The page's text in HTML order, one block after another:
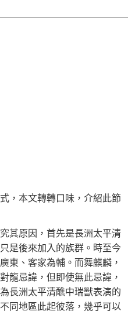
，本文轉轉口味，介紹此節
其原因，首先是長洲太平清
是後來加入的族群。時至今
東、客家為輔。而舞麒麟，
龍忌諱，但即使無此忌諱，
長洲太平清醮中瑞獸表演的
同地區此起彼落，幾乎可以